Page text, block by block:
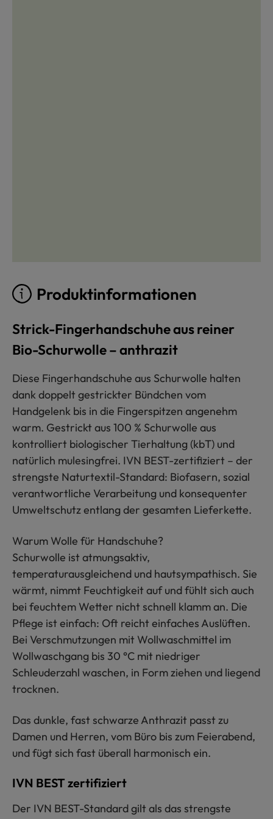
Produktinformationen
Strick-Fingerhandschuhe aus reiner
Bio-Schurwolle – anthrazit
Diese Fingerhandschuhe aus Schurwolle halten
dank doppelt gestrickter Bündchen vom
Handgelenk bis in die Fingerspitzen angenehm
warm. Gestrickt aus 100 % Schurwolle aus
kontrolliert biologischer Tierhaltung (kbT) und
natürlich mulesingfrei. IVN BEST-zertifiziert – der
strengste Naturtextil-Standard: Biofasern, sozial
verantwortliche Verarbeitung und konsequenter
Umweltschutz entlang der gesamten Lieferkette.
Warum Wolle für Handschuhe?
Schurwolle ist atmungsaktiv,
temperaturausgleichend und hautsympathisch. Sie
wärmt, nimmt Feuchtigkeit auf und fühlt sich auch
bei feuchtem Wetter nicht schnell klamm an. Die
Pflege ist einfach: Oft reicht einfaches Auslüften.
Bei Verschmutzungen mit Wollwaschmittel im
Wollwaschgang bis 30 °C mit niedriger
Schleuderzahl waschen, in Form ziehen und liegend
trocknen.
Das dunkle, fast schwarze Anthrazit passt zu
Damen und Herren, vom Büro bis zum Feierabend,
und fügt sich fast überall harmonisch ein.
IVN BEST zertifiziert
Der IVN BEST-Standard gilt als das strengste